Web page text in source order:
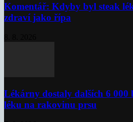
Komentář: Kdyby byl steak
zdraví jako řípa
Lékárny dostaly dalších 6 000
léku na rakovinu prsu